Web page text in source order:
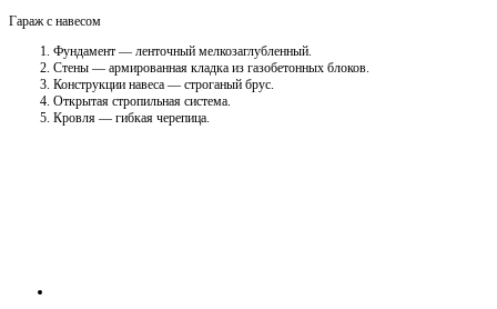
Гараж с навесом
Фундамент — ленточный мелкозаглубленный.
Стены — армированная кладка из газобетонных блоков.
Конструкции навеса — строганый брус.
Открытая стропильная система.
Кровля — гибкая черепица.